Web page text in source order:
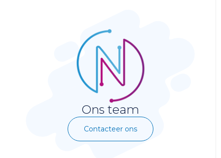
Ons team
Contacteer ons